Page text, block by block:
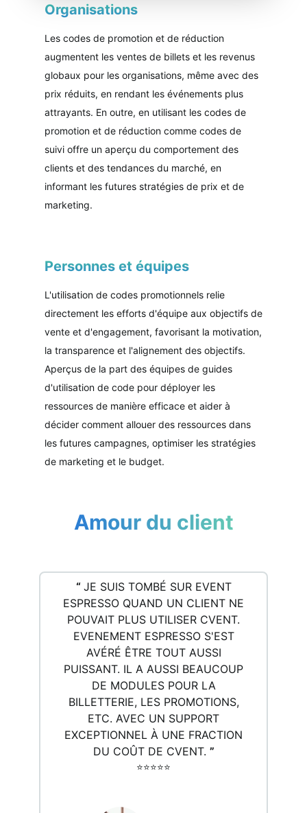
Organisations
Les codes de promotion et de réduction
augmentent les ventes de billets et les revenus
globaux pour les organisations, même avec des
prix réduits, en rendant les événements plus
attrayants. En outre, en utilisant les codes de
promotion et de réduction comme codes de
suivi offre un aperçu du comportement des
clients et des tendances du marché, en
informant les futures stratégies de prix et de
marketing.
Personnes et équipes
L'utilisation de codes promotionnels relie
directement les efforts d'équipe aux objectifs de
vente et d'engagement, favorisant la motivation,
la transparence et l'alignement des objectifs.
Aperçus de la part des équipes de guides
d'utilisation de code pour déployer les
ressources de manière efficace et aider à
décider comment allouer des ressources dans
les futures campagnes, optimiser les stratégies
de marketing et le budget.
Amour du client
“ JE SUIS TOMBÉ SUR EVENT
ESPRESSO QUAND UN CLIENT NE
POUVAIT PLUS UTILISER CVENT.
EVENEMENT ESPRESSO S'EST
AVÉRÉ ÊTRE TOUT AUSSI
PUISSANT. IL A AUSSI BEAUCOUP
DE MODULES POUR LA
BILLETTERIE, LES PROMOTIONS,
ETC. AVEC UN SUPPORT
EXCEPTIONNEL À UNE FRACTION
DU COÛT DE CVENT. ”
⭐️⭐️⭐️⭐️⭐️